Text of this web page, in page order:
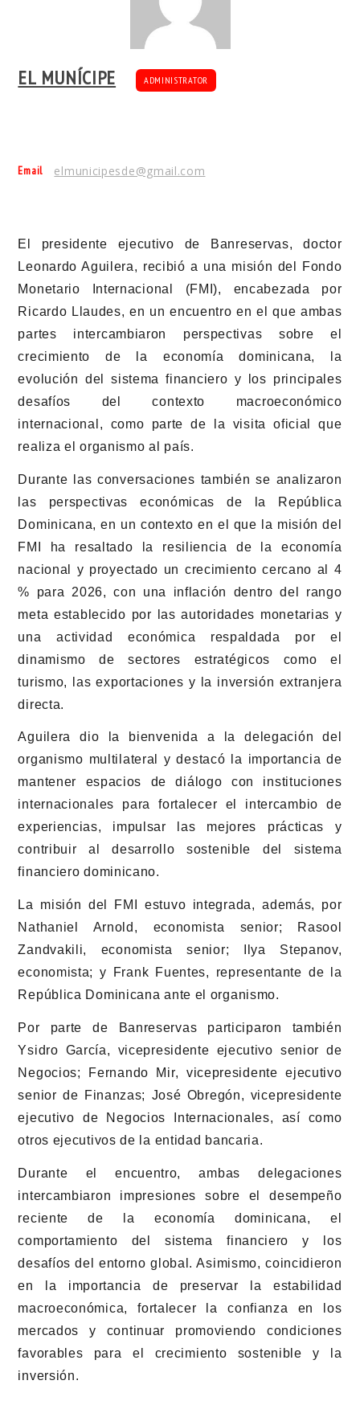
EL MUNÍCIPE ADMINISTRATOR
Email elmunicipesde@gmail.com
El presidente ejecutivo de Banreservas, doctor
Leonardo Aguilera, recibió a una misión del Fondo
Monetario Internacional (FMI), encabezada por
Ricardo Llaudes, en un encuentro en el que ambas
partes intercambiaron perspectivas sobre el
crecimiento de la economía dominicana, la
evolución del sistema financiero y los principales
desafíos del contexto macroeconómico
internacional, como parte de la visita oficial que
realiza el organismo al país.
Durante las conversaciones también se analizaron
las perspectivas económicas de la República
Dominicana, en un contexto en el que la misión del
FMI ha resaltado la resiliencia de la economía
nacional y proyectado un crecimiento cercano al 4
% para 2026, con una inflación dentro del rango
meta establecido por las autoridades monetarias y
una actividad económica respaldada por el
dinamismo de sectores estratégicos como el
turismo, las exportaciones y la inversión extranjera
directa.
Aguilera dio la bienvenida a la delegación del
organismo multilateral y destacó la importancia de
mantener espacios de diálogo con instituciones
internacionales para fortalecer el intercambio de
experiencias, impulsar las mejores prácticas y
contribuir al desarrollo sostenible del sistema
financiero dominicano.
La misión del FMI estuvo integrada, además, por
Nathaniel Arnold, economista senior; Rasool
Zandvakili, economista senior; Ilya Stepanov,
economista; y Frank Fuentes, representante de la
República Dominicana ante el organismo.
Por parte de Banreservas participaron también
Ysidro García, vicepresidente ejecutivo senior de
Negocios; Fernando Mir, vicepresidente ejecutivo
senior de Finanzas; José Obregón, vicepresidente
ejecutivo de Negocios Internacionales, así como
otros ejecutivos de la entidad bancaria.
Durante el encuentro, ambas delegaciones
intercambiaron impresiones sobre el desempeño
reciente de la economía dominicana, el
comportamiento del sistema financiero y los
desafíos del entorno global. Asimismo, coincidieron
en la importancia de preservar la estabilidad
macroeconómica, fortalecer la confianza en los
mercados y continuar promoviendo condiciones
favorables para el crecimiento sostenible y la
inversión.